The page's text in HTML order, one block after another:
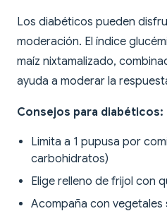
Los diabéticos pueden
moderación. El índice
maíz nixtamalizado,
ayuda a moderar la
Consejos para diabéticos:
Limita a 1 pupusa por
carbohidratos)
Elige relleno de frijol con
Acompaña con vegetales